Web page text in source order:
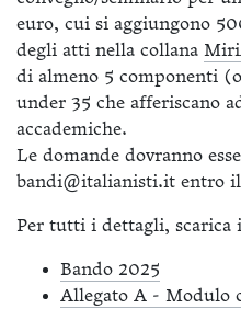
euro, cui si aggiungono
degli atti nella collana
di almeno 5 componenti
under 35 che afferiscano
accademiche.
Le domande dovranno
bandi@italianisti.it entro il
Per tutti i dettagli, scarica
Bando 2025
Allegato A - Modulo